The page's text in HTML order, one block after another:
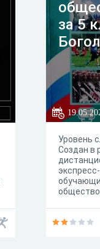
за 5
Уровень
Создан в